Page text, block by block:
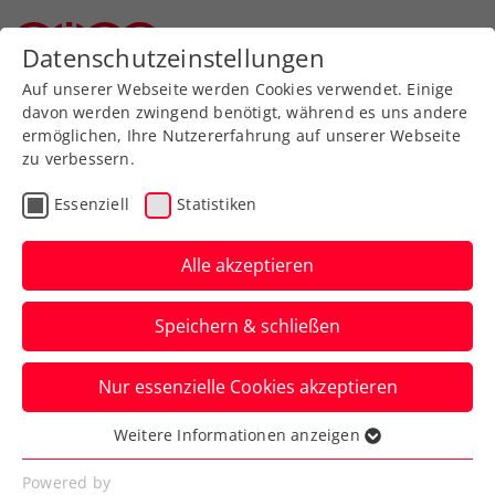
Der Vorstand des OÖTV
Datenschutzeinstellungen
Auf unserer Webseite werden Cookies verwendet. Einige
davon werden zwingend benötigt, während es uns andere
ermöglichen, Ihre Nutzererfahrung auf unserer Webseite
zu verbessern.
Essenziell Statistiken
Alle akzeptieren
Speichern & schließen
Nur essenzielle Cookies akzeptieren
Essenziell
Essenzielle Cookies werden für grundlegende
Weitere Informationen anzeigen
Powered by